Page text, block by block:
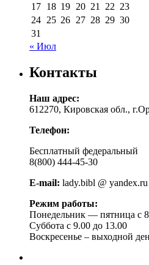
17 18 19 20 21 22 23
24 25 26 27 28 29 30
31
« Июл
Контакты
Наш адрес:
612270, Кировская обл.,
Телефон:
Бесплатный
8(800) 444-45-30
E-mail: lady.bibl @ yandex.ru
Режим работы:
Понедельник — пятница с
Суббота с 9.00 до 13.00
Воскресенье – выходной